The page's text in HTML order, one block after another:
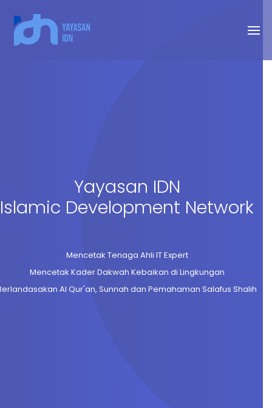
Yayasan IDN
Islamic Development Network
Mencetak Tenaga Ahli IT Expert
Mencetak Kader Dakwah Kebaikan di Lingkungan
Al Qur'an, Sunnah dan Pemahaman Salafus Shalih